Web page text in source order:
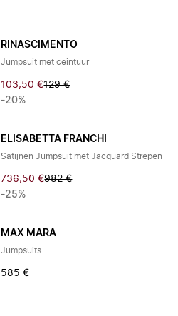
RINASCIMENTO
Jumpsuit met ceintuur
103,50 €129 €
-20%
ELISABETTA FRANCHI
Satijnen Jumpsuit met Jacquard Strepen
736,50 €982 €
-25%
MAX MARA
Jumpsuits
585 €